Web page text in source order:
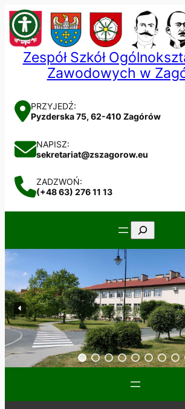
Przejdź
do
treści
Zespół Szkół
Zawodowych w
PRZYJEDŹ:
Pyzderska 75, 62-410 Zagórów
NAPISZ:
sekretariat@zszagorow.eu
ZADZWOŃ:
(+48 63) 276 11 13
Szukaj